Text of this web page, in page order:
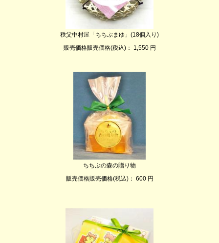
秩父中村屋「ちちぶまゆ」(18個入り)
販売価格販売価格(税込)： 1,550 円
ちちぶの森の贈り物
販売価格販売価格(税込)： 600 円